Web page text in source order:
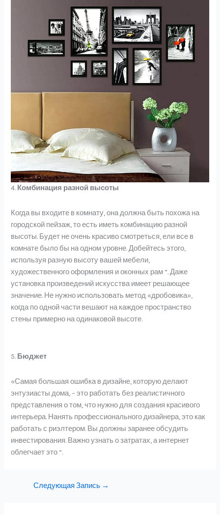
4. Комбинация разной высоты
Когда вы входите в комнату, она должна быть похожа на
городской пейзаж, то есть иметь комбинацию разной
высоты. Будет не очень красиво смотреться, ели все в
комнате было бы на одном уровне. Добейтесь этого,
используя разную высоту вашей мебели,
художественного оформления и оконных рам “. Даже
установка произведений искусства имеет решающее
значение. Не нужно использовать метод «дробовика»,
когда по одной части вешают на каждое пространство
стены примерно на одинаковой высоте.
5. Бюджет
«Самая большая ошибка в дизайне, которую делают
энтузиасты дома, – это работать без реалистичного
представления о том, что нужно для создания красивого
интерьера. Нанять профессионального дизайнера, это как
работать с риэлтером. Вы должны заранее обсудить
инвестирования. Важно узнать о затратах, а интернет
облегчает это “.
Следующая Запись →